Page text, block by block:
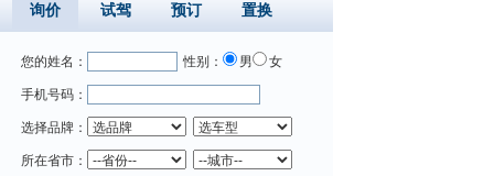
询价 试驾 预订 置换
您的姓名： 性别： 男 女
手机号码：
选择品牌：
所在省市：